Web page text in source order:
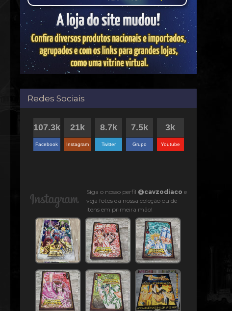
Redes Sociais
Facebook Instagram Twitter Grupo Youtube
Siga o nosso perfil @cavzodiaco e
veja fotos da nossa coleção ou de
itens em primeira mão!